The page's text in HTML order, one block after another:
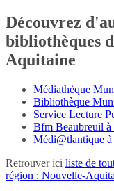
Découvrez
bibliothèques
Aquitaine
Médiathèque
Bibliothèque
Service Lecture
Bfm Beaubreuil
Médi@tlantique
Retrouver ici liste de
région : Nouvelle-